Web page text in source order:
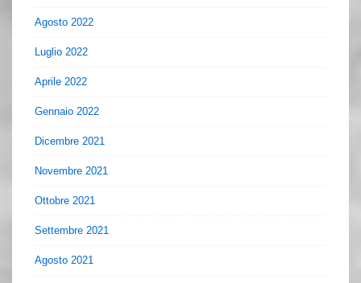
Agosto 2022
Luglio 2022
Aprile 2022
Gennaio 2022
Dicembre 2021
Novembre 2021
Ottobre 2021
Settembre 2021
Agosto 2021